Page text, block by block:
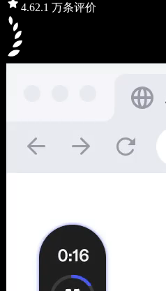
4.62.1 万条评价